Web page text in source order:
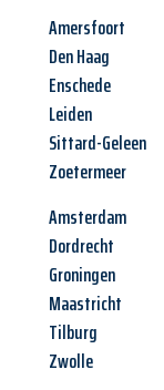
Amersfoort
Den Haag
Enschede
Leiden
Sittard-Geleen
Zoetermeer
Amsterdam
Dordrecht
Groningen
Maastricht
Tilburg
Zwolle